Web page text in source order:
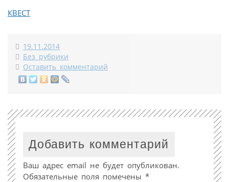
КВЕСТ
19.11.2014
Без рубрики
Оставить комментарий
Добавить комментарий
Ваш адрес email не будет опубликован.
Обязательные поля помечены *